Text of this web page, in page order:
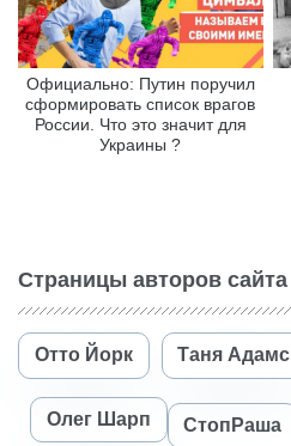
Официально: Путин поручил
сформировать список врагов
России. Что это значит для
Украины ?
Страницы авторов сайта
Отто Йорк Таня Адамс
Олег Шарп СтопРаша